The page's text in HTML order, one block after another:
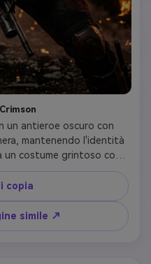
un antieroe oscuro con
mantenendo l'identità
un costume grintoso con
da battaglia e un
uno sfondo d'azione
l'espressione
aggressiva della
ombreggiature intense e
copia
simile ↗